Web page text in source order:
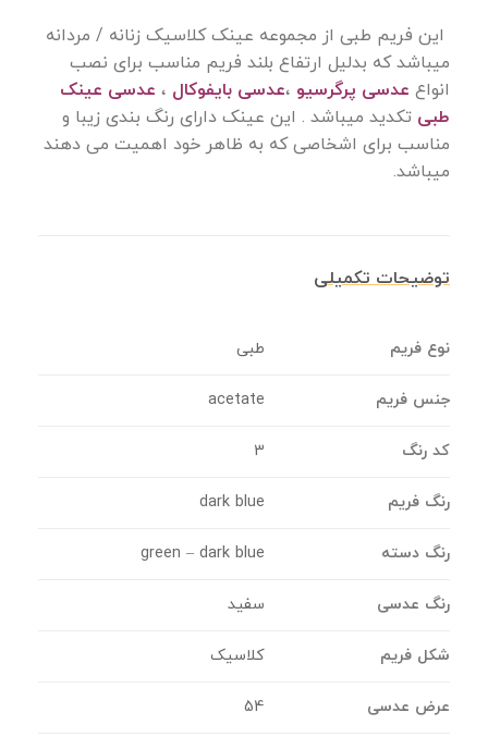
این فریم طبی از مجموعه عینک کلاسیک زنانه / مردانه
میباشد که بدلیل ارتفاع بلند فریم مناسب برای نصب
انواع عدسی پرگرسیو ،عدسی بایفوکال ، عدسی عینک
طبی تکدید میباشد . این عینک دارای رنگ بندی زیبا و
مناسب برای اشخاصی که به ظاهر خود اهمیت می دهند
میباشد.
توضیحات تکمیلی
نوع فریم طبی
جنس فریم acetate
کد رنگ 3
رنگ فریم dark blue
رنگ دسته green – dark blue
رنگ عدسی سفید
شکل فریم کلاسیک
عرض عدسی 54